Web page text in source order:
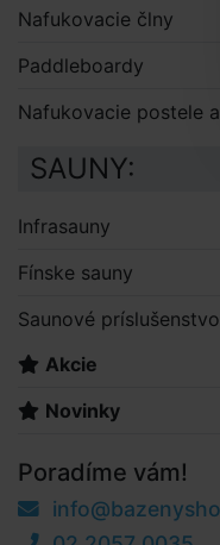
Nafukovacie člny
Paddleboardy
Nafukovacie postele
SAUNY:
Infrasauny
Fínske sauny
Saunové príslušenstvo
Akcie
Novinky
Poradíme vám!